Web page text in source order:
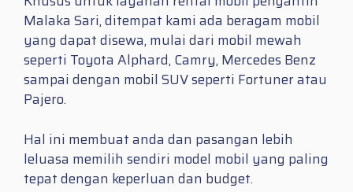
Malaka Sari, ditempat kami ada beragam mobil
yang dapat disewa, mulai dari mobil mewah
seperti Toyota Alphard, Camry, Mercedes Benz
sampai dengan mobil SUV seperti Fortuner atau
Pajero.
Hal ini membuat anda dan pasangan lebih
leluasa memilih sendiri model mobil yang paling
tepat dengan keperluan dan budget.